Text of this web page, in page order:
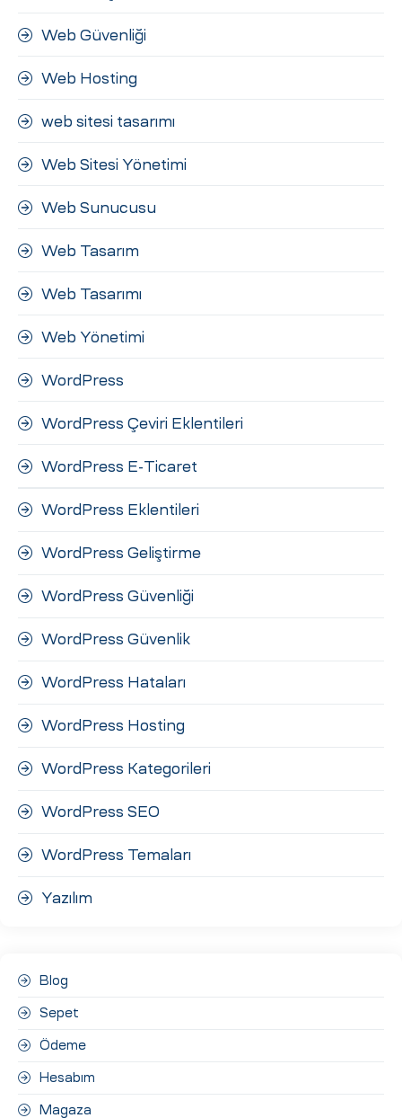
Web Güvenliği
Web Hosting
web sitesi tasarımı
Web Sitesi Yönetimi
Web Sunucusu
Web Tasarım
Web Tasarımı
Web Yönetimi
WordPress
WordPress Çeviri Eklentileri
WordPress E-Ticaret
WordPress Eklentileri
WordPress Geliştirme
WordPress Güvenliği
WordPress Güvenlik
WordPress Hataları
WordPress Hosting
WordPress Kategorileri
WordPress SEO
WordPress Temaları
Yazılım
Blog
Sepet
Ödeme
Hesabım
Magaza